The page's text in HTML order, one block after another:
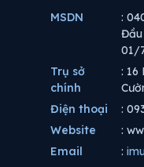
MSDN
:
01/
Trụ sở
chính
: 16
Điện thoại
:
Website
:
Email
: